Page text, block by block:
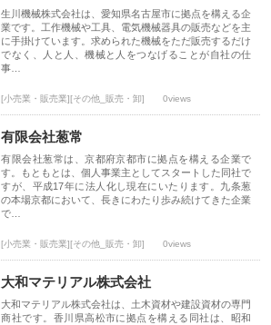
生川機械株式会社は、愛知県名古屋市に拠点を構える企
業です。工作機械や工具、電気機械器具の販売などを主
に手掛けています。求められた機械をただ販売するだけ
でなく、人と人、機械と人をつなげることが自社の仕
事…
[小売業・販売業][その他_販売・卸] 0views
有限会社葱常
有限会社葱常は、京都府京都市に拠点を構える企業で
す。もともとは、個人事業主としてスタートした同社で
すが、平成17年に法人化し現在にいたります。九条葱
の本場京都において、長きにわたり歩み続けてきた企業
で…
[小売業・販売業][その他_販売・卸] 0views
大和マテリアル株式会社
大和マテリアル株式会社は、土木資材や建設資材の専門
商社です。香川県高松市に拠点を構える同社は、昭和